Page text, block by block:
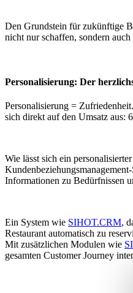
Den Grundstein für zukünftige
nicht nur schaffen, sondern
Personalisierung: Der
Personalisierung =
sich direkt auf den Umsatz aus:
Wie lässt sich ein
Informationen zu Bedürfnissen
Ein System wie SIHOT.CRM,
Restaurant automatisch zu
Mit zusätzlichen Modulen wie
gesamten Customer Journey